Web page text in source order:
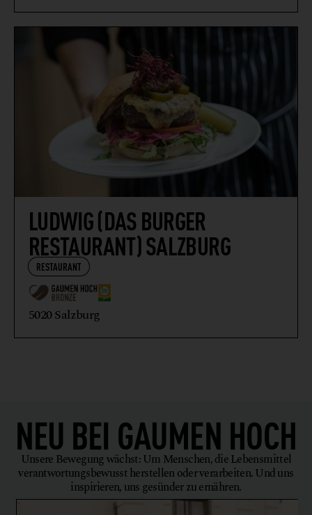
LUDWIG (DAS BURGER
RESTAURANT) SALZBURG
RESTAURANT
5020 Salzburg
NEU BEI GAUMEN HOCH
Unsere Bewegung wächst: Um Menschen, die Lebensmittel
verantwortungsbewusst herstellen oder verarbeiten. Und uns
inspirieren, uns gesünder zu ernähren.